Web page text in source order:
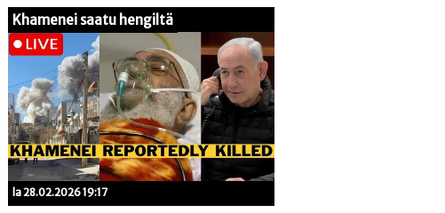
Khamenei saatu hengiltä
la 28.02.2026 19:17